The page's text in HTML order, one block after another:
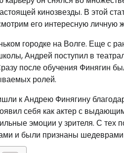
кинозвезды. В этой
его интересную личную
городке на Волге. Еще с
Андрей поступил в
после обучения Финягин
ролей.
к Андрею Финягину
себя как актер с
эмоции у зрителя. С тех
и были признаны